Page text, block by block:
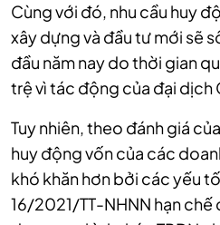
Cùng với đó, nhu cầu huy
xây dựng và đầu tư mới sẽ
đầu năm nay do thời gian
trệ vì tác động của đại dịch
Tuy nhiên, theo đánh giá
huy động vốn của các
khó khăn hơn bởi các yếu
16/2021/TT-NHNN hạn